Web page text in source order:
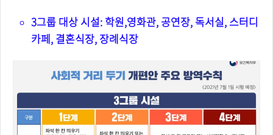
3그룹 대상 시설: 학원,영화관, 공연장, 독서실, 스터디
카페, 결혼식장, 장례식장